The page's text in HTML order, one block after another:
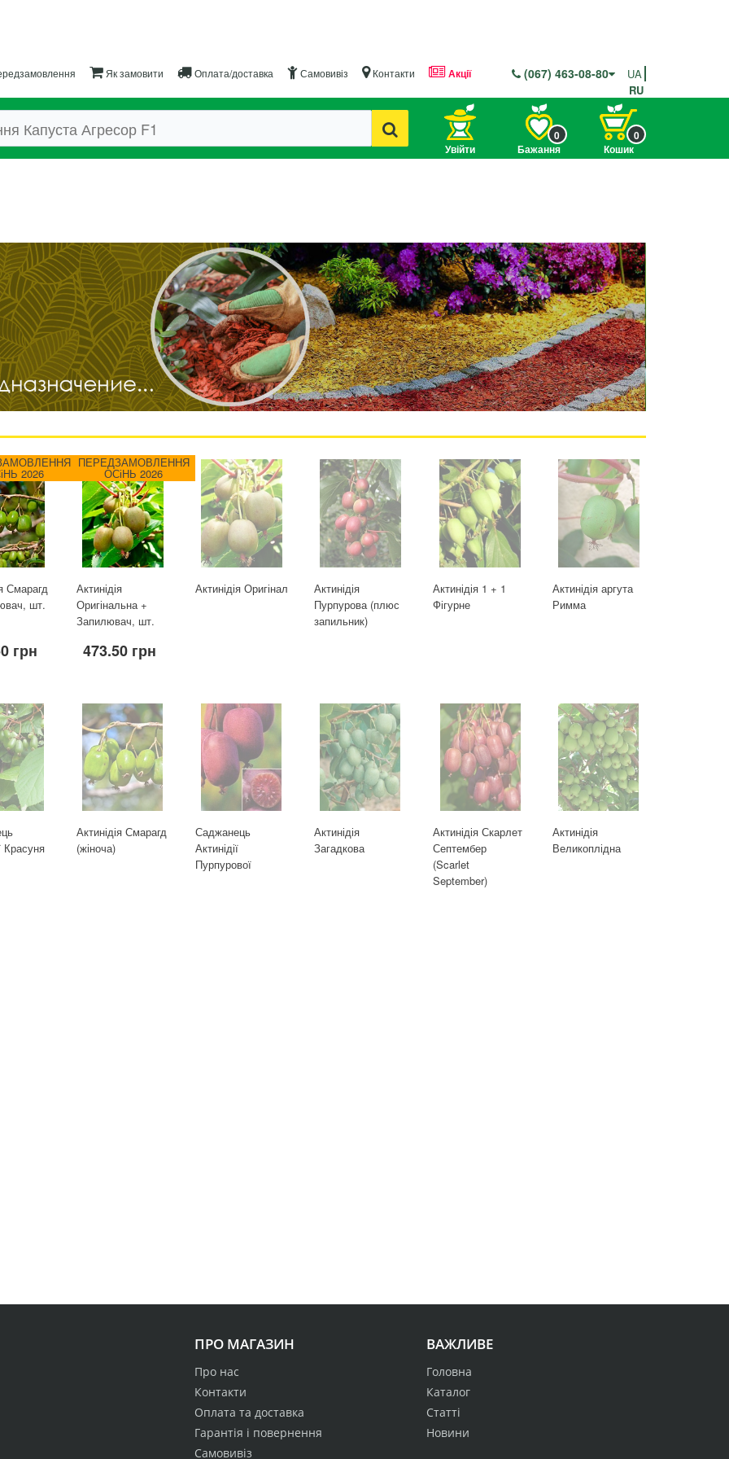
Як замовити Оплата/доставка Самовивіз Контакти Акції (067) 463-08-80
UA
RU
Увійти Бажання
0
Кошик
0
2026
Смарагд
шт.
грн
ПЕРЕДЗАМОВЛЕННЯ
ОСіНЬ 2026
Актинідія
Оригінальна +
Запилювач, шт.
473.50 грн
Актинідія Оригінал
Актинідія
Пурпурова (плюс
запильник)
Актинідія 1 + 1
Фігурне
Актинідія аргута
Римма
Красуня
Актинідія Смарагд
(жіноча)
Саджанець
Актинідії
Пурпурової
Актинідія
Загадкова
Актинідія Скарлет
Септембер
(Scarlet
September)
Актинідія
Великоплідна
ПРО МАГАЗИН
Про нас
Контакти
Оплата та доставка
Гарантія і повернення
Самовивіз
ВАЖЛИВЕ
Головна
Каталог
Статті
Новини